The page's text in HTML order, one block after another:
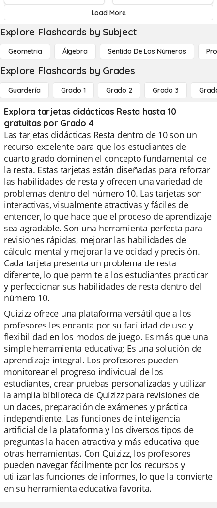
Load More
Explore Flashcards by Subject
Geometría Álgebra Sentido De Los Números
Explore Flashcards by Grades
Guardería Grado 1 Grado 2 Grado 3
Explora tarjetas didácticas Resta hasta 10
gratuitas por Grado 4
Las tarjetas didácticas Resta dentro de 10 son un
recurso excelente para que los estudiantes de
cuarto grado dominen el concepto fundamental de
la resta. Estas tarjetas están diseñadas para reforzar
las habilidades de resta y ofrecen una variedad de
problemas dentro del número 10. Las tarjetas son
interactivas, visualmente atractivas y fáciles de
entender, lo que hace que el proceso de aprendizaje
sea agradable. Son una herramienta perfecta para
revisiones rápidas, mejorar las habilidades de
cálculo mental y mejorar la velocidad y precisión.
Cada tarjeta presenta un problema de resta
diferente, lo que permite a los estudiantes practicar
y perfeccionar sus habilidades de resta dentro del
número 10.
Quizizz ofrece una plataforma versátil que a los
profesores les encanta por su facilidad de uso y
flexibilidad en los modos de juego. Es más que una
simple herramienta educativa; Es una solución de
aprendizaje integral. Los profesores pueden
monitorear el progreso individual de los
estudiantes, crear pruebas personalizadas y utilizar
la amplia biblioteca de Quizizz para revisiones de
unidades, preparación de exámenes y práctica
independiente. Las funciones de inteligencia
artificial de la plataforma y los diversos tipos de
preguntas la hacen atractiva y más educativa que
otras herramientas. Con Quizizz, los profesores
pueden navegar fácilmente por los recursos y
utilizar las funciones de informes, lo que la convierte
en su herramienta educativa favorita.